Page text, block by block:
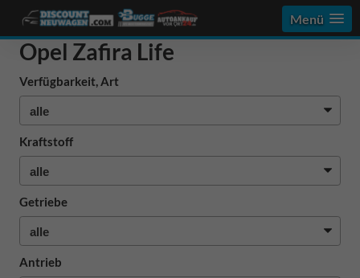
Menü
Opel Zafira Life
Verfügbarkeit, Art
Kraftstoff
Getriebe
Antrieb